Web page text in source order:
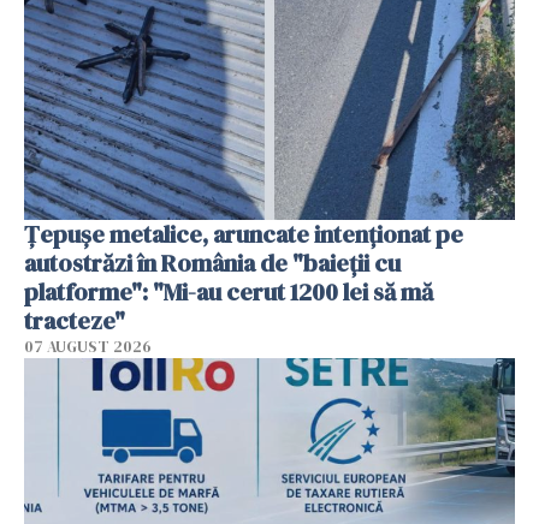
Țepușe metalice, aruncate intenționat pe
autostrăzi în România de "baieții cu
platforme": "Mi-au cerut 1200 lei să mă
tracteze"
07 AUGUST 2026